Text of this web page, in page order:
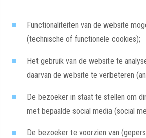
Functionaliteiten van de website
(technische of functionele cookies);
Het gebruik van de website te
daarvan de website te verbeteren
De bezoeker in staat te stellen om
met bepaalde social media (social
De bezoeker te voorzien van